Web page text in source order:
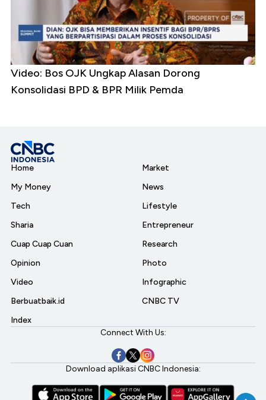
Video: Bos OJK Ungkap Alasan Dorong
Konsolidasi BPD & BPR Milik Pemda
Home
My Money
Tech
Sharia
Cuap Cuap Cuan
Opinion
Video
Berbuatbaik.id
Index
Market
News
Lifestyle
Entrepreneur
Research
Photo
Infographic
CNBC TV
Connect With Us:
Download aplikasi CNBC Indonesia: